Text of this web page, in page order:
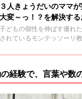
３人きょうだいのママ
大変～っ！？を解決す
モンテッソーリ【イン
子どもの個性を伸ばす優れ
されているモンテッソーリ
んは、10年以上のモンテッ
テッソーリ教育を実践して
さんにおうちでモンテッソ
ポイントについて聞きまし
経験で、言葉や数